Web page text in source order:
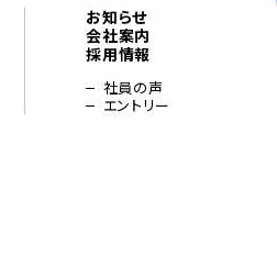
お知らせ
会社案内
採用情報
社員の声
エントリー